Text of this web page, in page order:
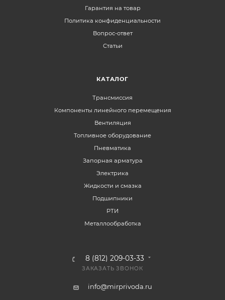
Гарантия на товар
Политика конфиденциальности
Вопрос-ответ
Статьи
КАТАЛОГ
Трансмиссия
Компоненты линейного перемещения
Вентиляция
Топливное оборудование
Пневматика
Запорная арматура
Электрика
Жидкости и смазка
Подшипники
РТИ
Металлообработка
8 (812) 209-03-33
ЗАКАЗАТЬ ЗВОНОК
info@mirprivoda.ru